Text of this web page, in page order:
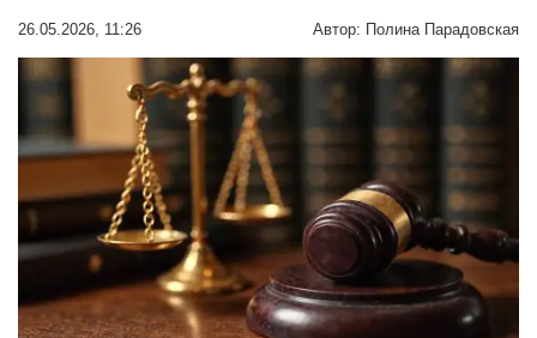
26.05.2026, 11:26 Автор: Полина Парадовская